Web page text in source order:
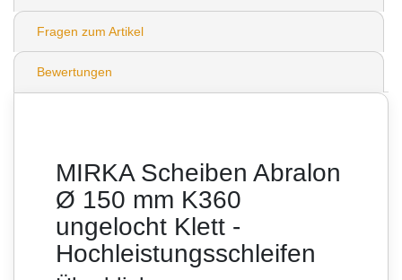
Fragen zum Artikel
Bewertungen
MIRKA Scheiben Abralon
Ø 150 mm K360
ungelocht Klett -
Hochleistungsschleifen